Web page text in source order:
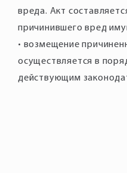
вреда. Акт
причинившего вред
• возмещение
осуществляется в
действующим